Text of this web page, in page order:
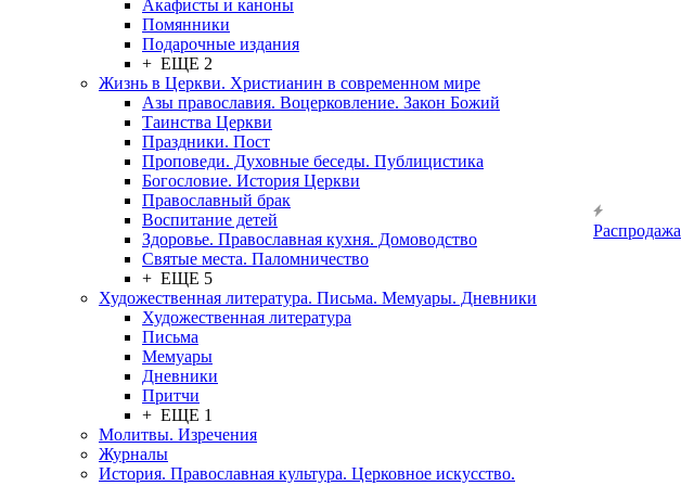
Акафисты и каноны
Помянники
Подарочные издания
+ ЕЩЕ 2
Жизнь в Церкви. Христианин в современном мире
Азы православия. Воцерковление. Закон Божий
Таинства Церкви
Праздники. Пост
Проповеди. Духовные беседы. Публицистика
Богословие. История Церкви
Православный брак
Воспитание детей
Здоровье. Православная кухня. Домоводство
Святые места. Паломничество
+ ЕЩЕ 5
Художественная литература. Письма. Мемуары. Дневники
Художественная литература
Письма
Мемуары
Дневники
Притчи
+ ЕЩЕ 1
Молитвы. Изречения
Журналы
История. Православная культура. Церковное искусство.
Распродажа